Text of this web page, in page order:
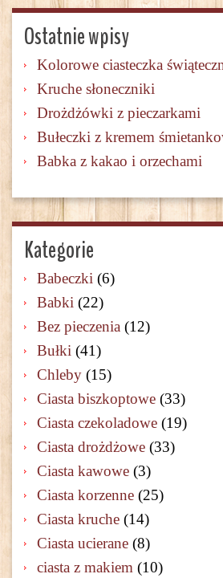
Ostatnie wpisy
Kolorowe ciasteczka
Kruche słoneczniki
Drożdżówki z pieczarkami
Bułeczki z kremem
Babka z kakao i orzechami
Kategorie
Babeczki (6)
Babki (22)
Bez pieczenia (12)
Bułki (41)
Chleby (15)
Ciasta biszkoptowe (33)
Ciasta czekoladowe (19)
Ciasta drożdżowe (33)
Ciasta kawowe (3)
Ciasta korzenne (25)
Ciasta kruche (14)
Ciasta ucierane (8)
ciasta z makiem (10)